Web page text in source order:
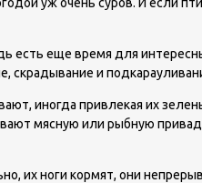
есть еще время для
скрадывание и
иногда привлекая их
мясную или рыбную
ноги кормят, они